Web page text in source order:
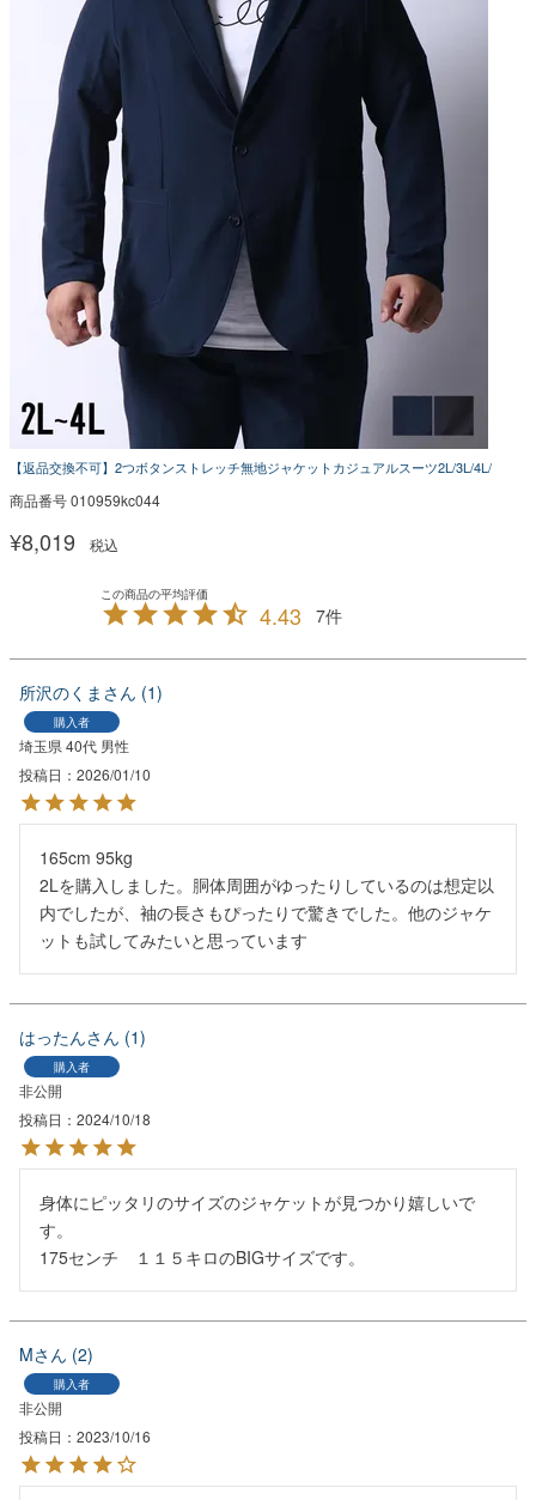
【返品交換不可】2つボタンストレッチ無地ジャケットカジュアルスーツ2L/3L/4L/
商品番号010959kc044
¥8,019 税込
4.43 7
所沢のくま 1
購入者
埼玉県 40代 男性
投稿日
2026/01/10
165cm 95kg
2Lを購入しました。胴体周囲がゆったりしているのは想定以
内でしたが、袖の長さもぴったりで驚きでした。他のジャケ
ットも試してみたいと思っています
はったん 1
購入者
非公開
投稿日
2024/10/18
身体にピッタリのサイズのジャケットが見つかり嬉しいで
す。
175センチ　１１５キロのBIGサイズです。
M 2
購入者
非公開
投稿日
2023/10/16